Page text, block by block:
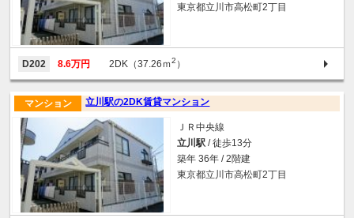
東京都立川市高松町2丁目
D202 8.6万円 2DK（37.26ｍ2 ）
立川駅の2DK賃貸マンション
マンション
ＪＲ中央線
立川駅 / 徒歩13分
築年 36年 / 2階建
東京都立川市高松町2丁目